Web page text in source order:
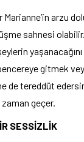
arzu
sahnesi olabilir.
gitmek
de tereddüt
geçer.
SESSİZLİK